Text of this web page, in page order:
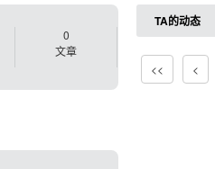
0
文章
TA的动态
<< <